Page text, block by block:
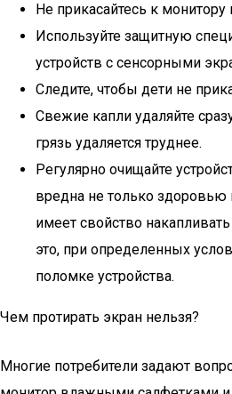
Не прикасайтесь к монитору
Используйте защитную
устройств с сенсорными
Следите, чтобы дети не
Свежие капли удаляйте
грязь удаляется труднее.
Регулярно очищайте
вредна не только здоровью
имеет свойство
это, при определенных
поломке устройства.
Чем протирать экран нельзя?
Многие потребители задают